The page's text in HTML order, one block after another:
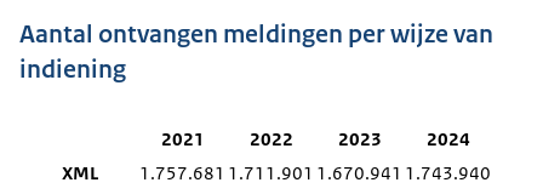
Aantal ontvangen meldingen per wijze van
indiening
2021 2022 2023
2024
XML
1.757.681 1.711.901 1.670.941 1.743.940